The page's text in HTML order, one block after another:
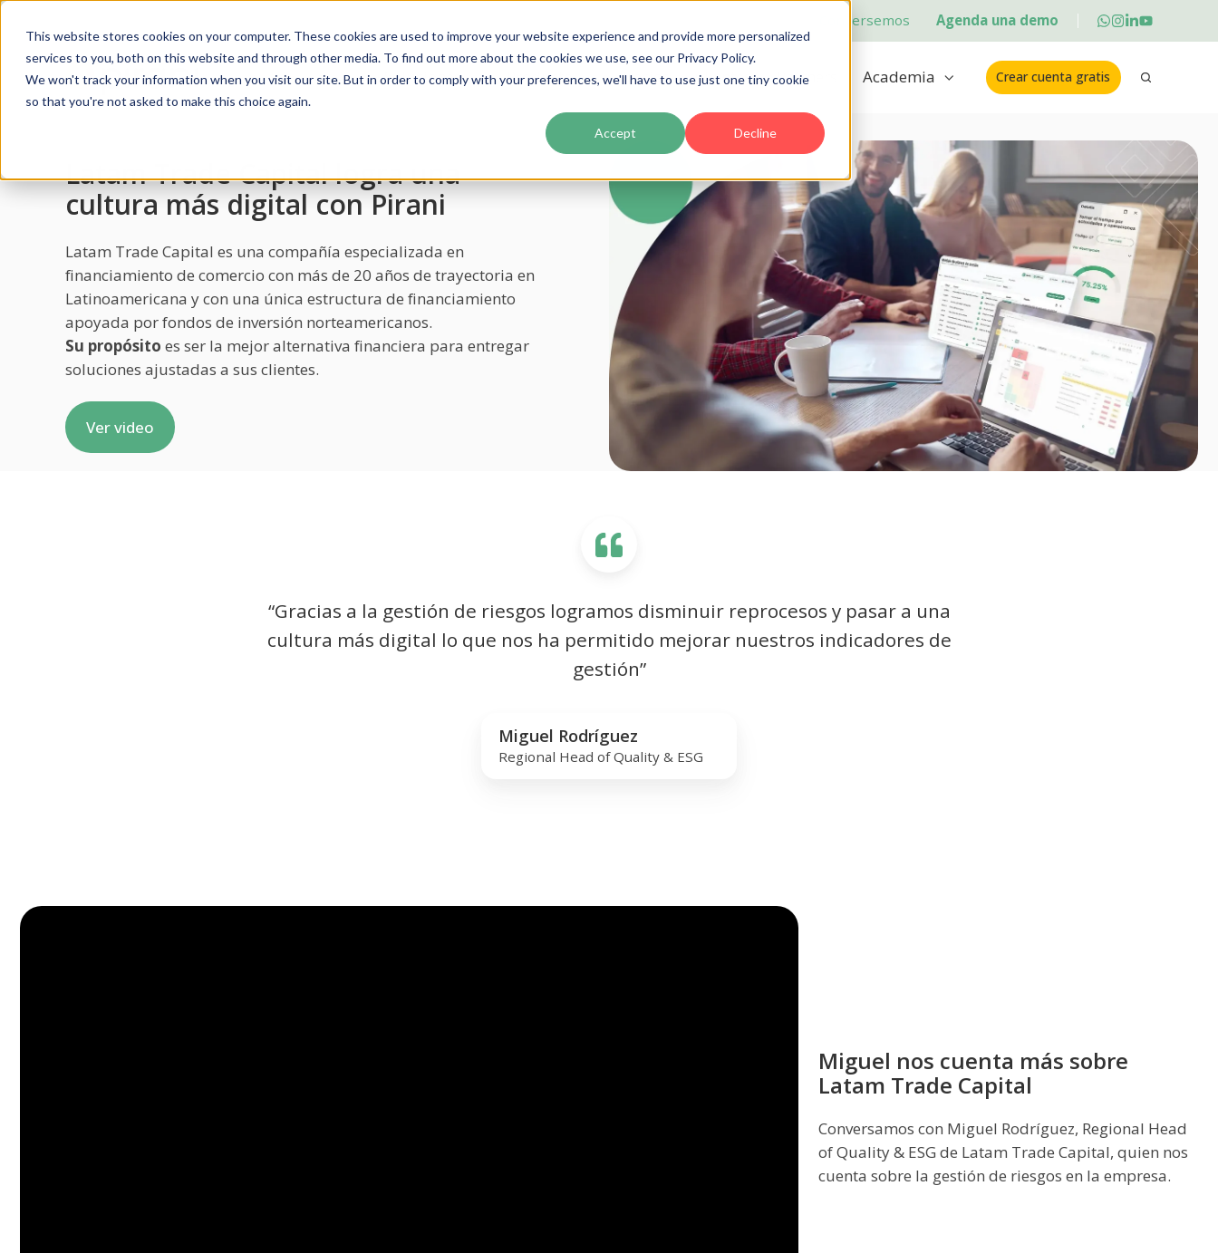
This website stores cookies on your computer. These cookies are used to improve your website experience and provide more personalized
services to you, both on this website and through other media. To find out more about the cookies we use, see our Privacy Policy.
We won't track your information when you visit our site. But in order to comply with your preferences, we'll have to use just one tiny cookie
so that you're not asked to make this choice again.
Accept Decline
Conversemos Agenda una demo
Soluciones Producto Precios Clientes Partners Academia Crear cuenta gratis
Latam Trade Capital logra una
cultura más digital con Pirani
Latam Trade Capital es una compañía especializada en
financiamiento de comercio con más de 20 años de trayectoria en
Latinoamericana y con una única estructura de financiamiento
apoyada por fondos de inversión norteamericanos.
Su propósito es ser la mejor alternativa financiera para entregar
soluciones ajustadas a sus clientes.
Ver video
“Gracias a la gestión de riesgos logramos disminuir reprocesos y pasar a una
cultura más digital lo que nos ha permitido mejorar nuestros indicadores de
gestión”
Miguel Rodríguez
Regional Head of Quality & ESG
Miguel nos cuenta más sobre
Latam Trade Capital
Conversamos con Miguel Rodríguez, Regional Head
of Quality & ESG de Latam Trade Capital, quien nos
cuenta sobre la gestión de riesgos en la empresa.